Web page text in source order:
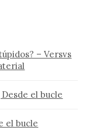
– Versvs
el bucle
el bucle